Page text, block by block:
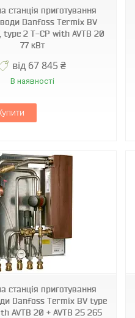
станція приготування
води Danfoss Termix BV
type 2 T-CP with AVTB 20
77 кВт
від 67 845 ₴
В наявності
станція приготування
Danfoss Termix BV type
AVTB 20 + AVTB 25 265